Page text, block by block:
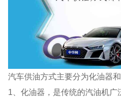
汽车供油方式主要分为化油器
1、化油器，是传统的汽油机